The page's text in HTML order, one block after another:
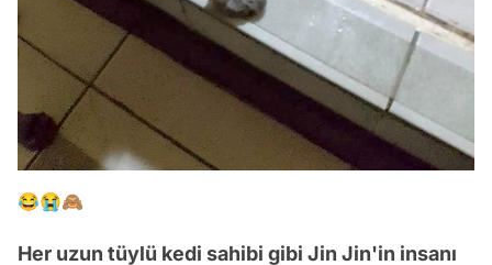
😂😭🙈
Her uzun tüylü kedi sahibi gibi Jin Jin'in insanı